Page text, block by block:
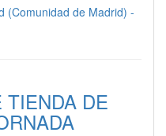
(Comunidad de Madrid) -
TIENDA DE